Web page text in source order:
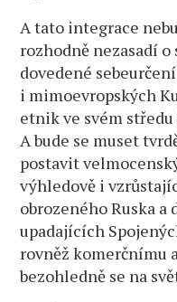
A tato integrace
rozhodně nezasadí
dovedené
i mimoevropských
etnik ve svém
A bude se muset
postavit
výhledově i
obrozeného Ruska
upadajících
rovněž komerčnímu
bezohledně se na